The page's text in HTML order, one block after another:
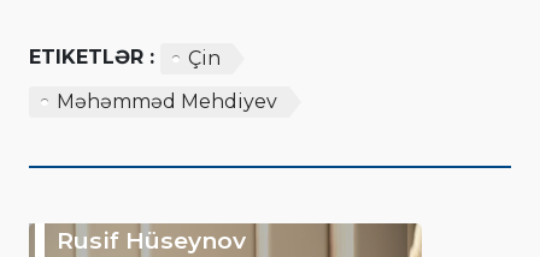
ETIKETLƏR :
Çin
Məhəmməd Mehdiyev
Rusif Hüseynov